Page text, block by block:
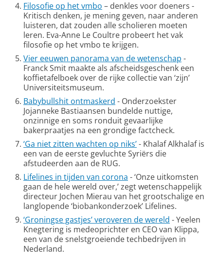
Filosofie op het vmbo – denkles voor doeners -
Kritisch denken, je mening geven, naar anderen
luisteren, dat zouden alle scholieren moeten
leren. Eva-Anne Le Coultre probeert het vak
filosofie op het vmbo te krijgen.
Vier eeuwen panorama van de wetenschap -
Franck Smit maakte als afscheidsgeschenk een
koffietafelboek over de rijke collectie van ‘zijn’
Universiteitsmuseum.
Babybullshit ontmaskerd - Onderzoekster
Jojanneke Bastiaansen bundelde nuttige,
onzinnige en soms ronduit gevaarlijke
bakerpraatjes na een grondige factcheck.
‘Ga niet zitten wachten op niks’- Khalaf Alkhalaf is
een van de eerste gevluchte Syriërs die
afstudeerden aan de RUG.
Lifelines in tijden van corona - ‘Onze uitkomsten
gaan de hele wereld over,’ zegt wetenschappelijk
directeur Jochen Mierau van het grootschalige en
langlopende ‘biobankonderzoek’ Lifelines.
‘Groningse gastjes’ veroveren de wereld - Yeelen
Knegtering is medeoprichter en CEO van Klippa,
een van de snelstgroeiende techbedrijven in
Nederland.